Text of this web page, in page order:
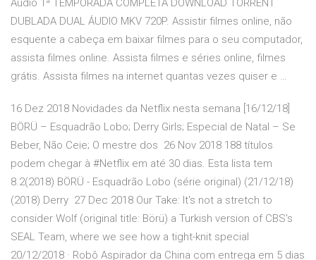
Áudio 1ª TEMPORADA COMPLETA DOWNLOAD TORRENT
DUBLADA DUAL ÁUDIO MKV 720P. Assistir filmes online, não
esquente a cabeça em baixar filmes para o seu computador,
assista filmes online. Assista filmes e séries online, filmes
grátis. Assista filmes na internet quantas vezes quiser e …
16 Dez 2018 Novidades da Netflix nesta semana [16/12/18]
BÖRÜ – Esquadrão Lobo; Derry Girls; Especial de Natal – Se
Beber, Não Ceie; O mestre dos 26 Nov 2018 188 títulos
podem chegar à #Netflix em até 30 dias. Esta lista tem
8.2(2018) BÖRÜ - Esquadrão Lobo (série original) (21/12/18)
(2018) Derry 27 Dec 2018 Our Take: It's not a stretch to
consider Wolf (original title: Börü) a Turkish version of CBS's
SEAL Team, where we see how a tight-knit special
20/12/2018 · Robô Aspirador da China com entrega em 5 dias